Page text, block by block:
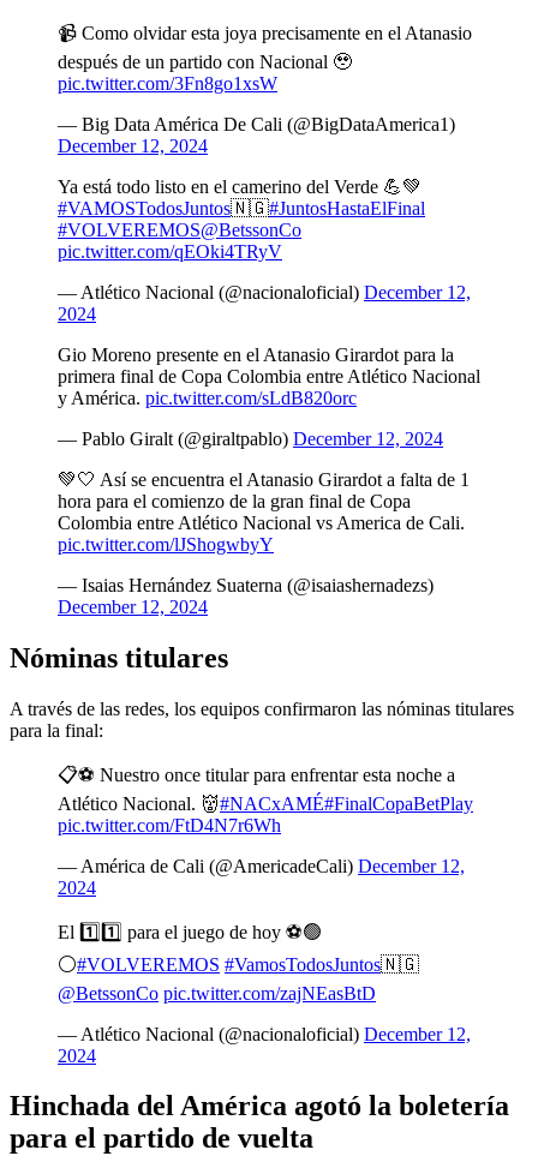
📹 Como olvidar esta joya precisamente en el Atanasio
después de un partido con Nacional 🥹
pic.twitter.com/3Fn8go1xsW
— Big Data América De Cali (@BigDataAmerica1)
December 12, 2024
Ya está todo listo en el camerino del Verde 💪💚
#VAMOSTodosJuntos🇳🇬#JuntosHastaElFinal
#VOLVEREMOS@BetssonCo
pic.twitter.com/qEOki4TRyV
— Atlético Nacional (@nacionaloficial) December 12,
2024
Gio Moreno presente en el Atanasio Girardot para la
primera final de Copa Colombia entre Atlético Nacional
y América. pic.twitter.com/sLdB820orc
— Pablo Giralt (@giraltpablo) December 12, 2024
💚🤍 Así se encuentra el Atanasio Girardot a falta de 1
hora para el comienzo de la gran final de Copa
Colombia entre Atlético Nacional vs America de Cali.
pic.twitter.com/lJShogwbyY
— Isaias Hernández Suaterna (@isaiashernadezs)
December 12, 2024
Nóminas titulares
A través de las redes, los equipos confirmaron las nóminas titulares
para la final:
📋⚽ Nuestro once titular para enfrentar esta noche a
Atlético Nacional. 👹#NACxAMÉ#FinalCopaBetPlay
pic.twitter.com/FtD4N7r6Wh
— América de Cali (@AmericadeCali) December 12,
2024
El 1️⃣1️⃣ para el juego de hoy ⚽️🟢
⚪️#VOLVEREMOS #VamosTodosJuntos🇳🇬
@BetssonCo pic.twitter.com/zajNEasBtD
— Atlético Nacional (@nacionaloficial) December 12,
2024
Hinchada del América agotó la boletería
para el partido de vuelta